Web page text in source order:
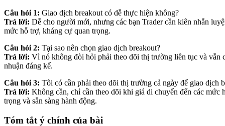
Câu hỏi 1: Giao dịch breakout có dễ thực hiện không?
Trả lời: Dễ cho người mới, nhưng các bạn Trader cần kiên nhẫn
mức hỗ trợ, kháng cự quan trọng.
Câu hỏi 2: Tại sao nên chọn giao dịch breakout?
Trả lời: Vì nó không đòi hỏi phải theo dõi thị trường liên tục và vẫn
nhuận đáng kể.
Câu hỏi 3: Tôi có cần phải theo dõi thị trường cả ngày để giao dịch
Trả lời: Không cần, chỉ cần theo dõi khi giá di chuyển đến các mức
trọng và sẵn sàng hành động.
Tóm tắt ý chính của bài